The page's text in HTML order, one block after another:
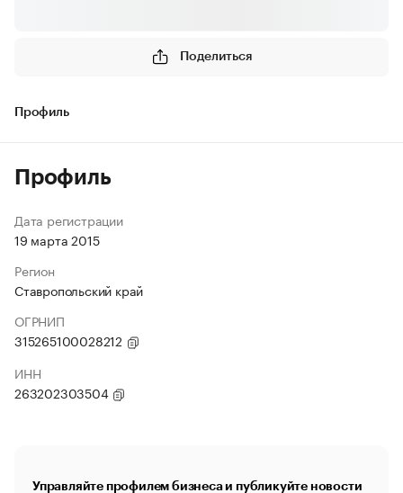
Поделиться
Профиль
Профиль
Дата регистрации
19 марта 2015
Регион
Ставропольский край
ОГРНИП
315265100028212
ИНН
263202303504
Управляйте профилем бизнеса и публикуйте новости